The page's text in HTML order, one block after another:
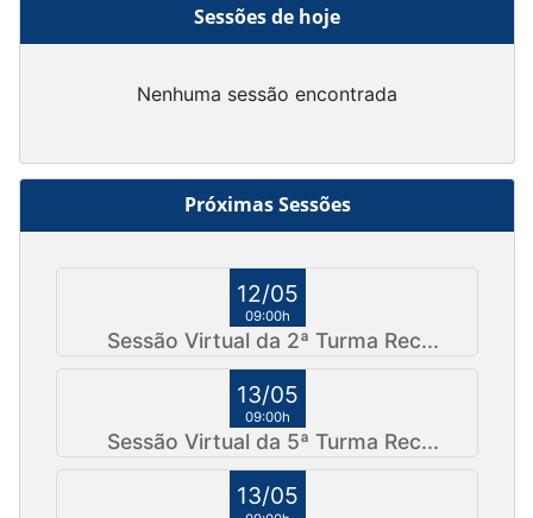
Sessões de hoje
Nenhuma sessão encontrada
Próximas Sessões
12/05
09:00h
Sessão Virtual da 2ª Turma Rec...
13/05
09:00h
Sessão Virtual da 5ª Turma Rec...
13/05